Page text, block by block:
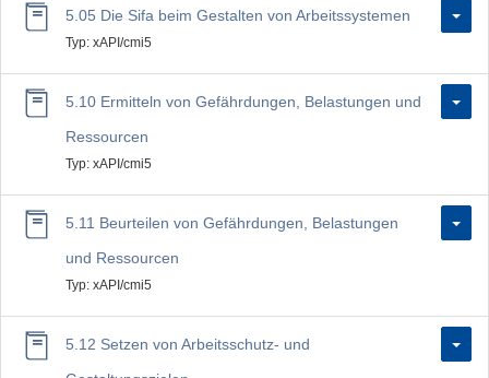
5.05 Die Sifa beim Gestalten von Arbeitssystemen
Typ: xAPI/cmi5
5.10 Ermitteln von Gefährdungen, Belastungen und
Ressourcen
Typ: xAPI/cmi5
5.11 Beurteilen von Gefährdungen, Belastungen
und Ressourcen
Typ: xAPI/cmi5
5.12 Setzen von Arbeitsschutz- und